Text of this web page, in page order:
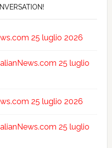
25 luglio 2026
25 luglio
25 luglio 2026
25 luglio